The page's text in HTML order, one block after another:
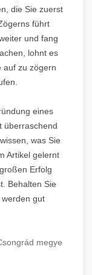
die Sie zuerst
führt
und fang
lohnt es
auf zu zögern
eines
überraschend
was Sie
Artikel gelernt
Erfolg
Behalten Sie
gut
megye